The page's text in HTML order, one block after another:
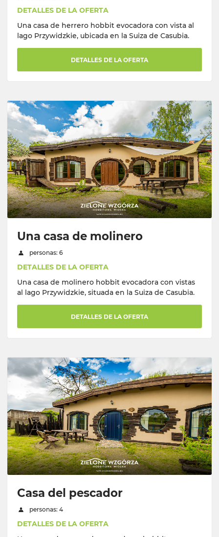
DETALLES DE LA OFERTA
Una casa de herrero hobbit evocadora con vista al
lago Przywidzkie, ubicada en la Suiza de Casubia.
DETALLES DE LA OFERTA
Una casa de molinero
personas: 6
DETALLES DE LA OFERTA
Una casa de molinero hobbit evocadora con vistas
al lago Przywidzkie, situada en la Suiza de Casubia.
DETALLES DE LA OFERTA
Casa del pescador
personas: 4
DETALLES DE LA OFERTA